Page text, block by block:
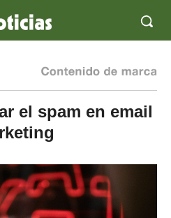
el spam en email